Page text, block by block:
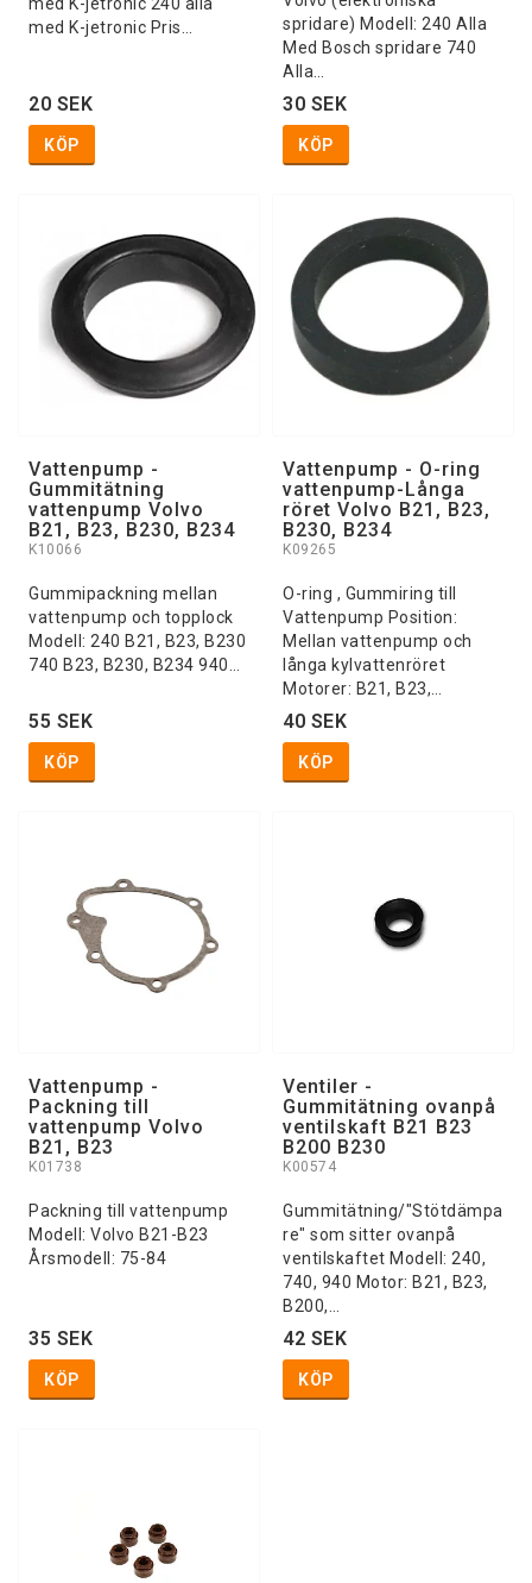
med K-jetronic 240 alla
med K-jetronic Pris…
20 SEK
KÖP
spridare) Modell: 240 Alla
Med Bosch spridare 740
Alla…
30 SEK
KÖP
Vattenpump -
Gummitätning
vattenpump Volvo
B21, B23, B230, B234
K10066
Gummipackning mellan
vattenpump och topplock
Modell: 240 B21, B23, B230
740 B23, B230, B234 940…
55 SEK
KÖP
Vattenpump - O-ring
vattenpump-Långa
röret Volvo B21, B23,
B230, B234
K09265
O-ring , Gummiring till
Vattenpump Position:
Mellan vattenpump och
långa kylvattenröret
Motorer: B21, B23,…
40 SEK
KÖP
Vattenpump -
Packning till
vattenpump Volvo
B21, B23
K01738
Packning till vattenpump
Modell: Volvo B21-B23
Årsmodell: 75-84
35 SEK
KÖP
Ventiler -
Gummitätning ovanpå
ventilskaft B21 B23
B200 B230
K00574
Gummitätning/"Stötdämpa
re" som sitter ovanpå
ventilskaftet Modell: 240,
740, 940 Motor: B21, B23,
B200,…
42 SEK
KÖP